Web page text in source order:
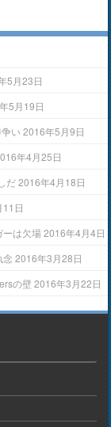
5月23日
5月19日
い 2016年5月9日
年4月25日
だ 2016年4月18日
日
ーは欠場 2016年4月4日
念 2016年3月28日
の壁 2016年3月22日